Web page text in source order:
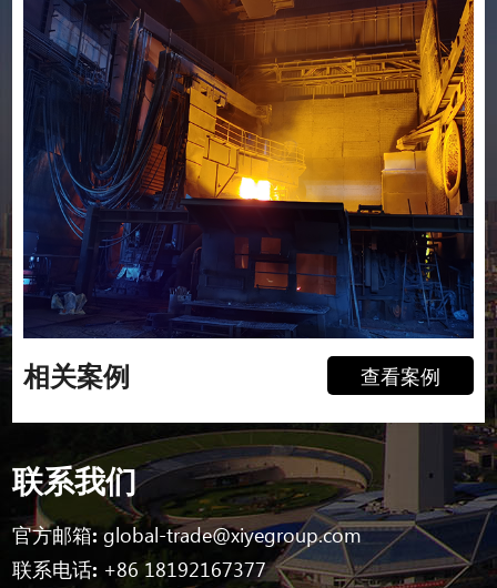
联系我们
官方邮箱: global-trade@xiyegroup.com
联系电话: +86 18192167377
相关案例 查看案例